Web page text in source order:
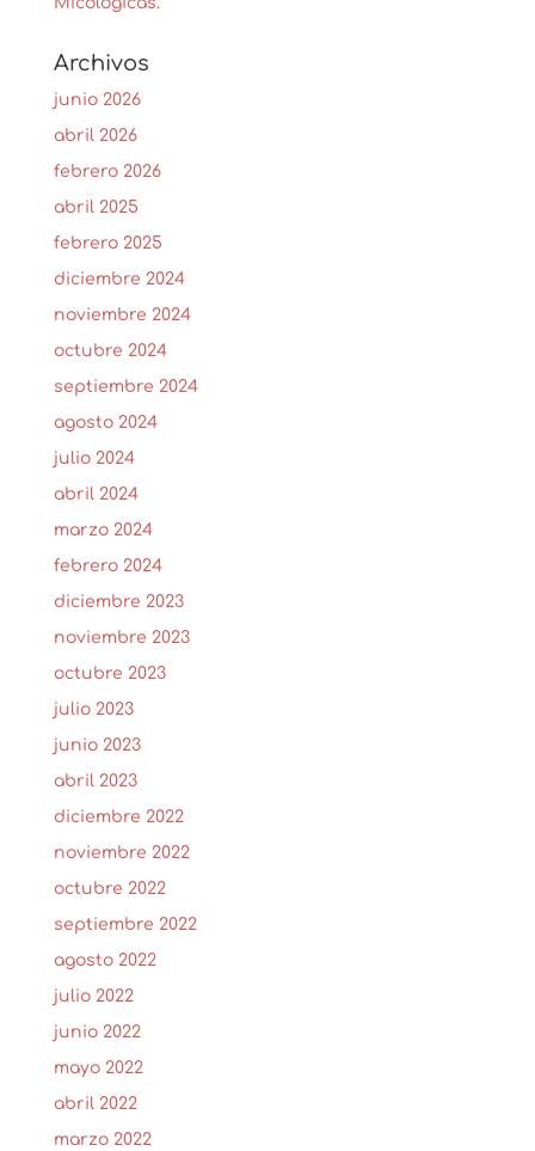
Archivos
junio 2026
abril 2026
febrero 2026
abril 2025
febrero 2025
diciembre 2024
noviembre 2024
octubre 2024
septiembre 2024
agosto 2024
julio 2024
abril 2024
marzo 2024
febrero 2024
diciembre 2023
noviembre 2023
octubre 2023
julio 2023
junio 2023
abril 2023
diciembre 2022
noviembre 2022
octubre 2022
septiembre 2022
agosto 2022
julio 2022
junio 2022
mayo 2022
abril 2022
marzo 2022